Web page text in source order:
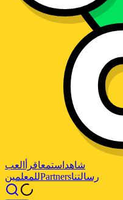
شاهد استمعاقرأ
العب
للمعلمينPartnersرسالتنا